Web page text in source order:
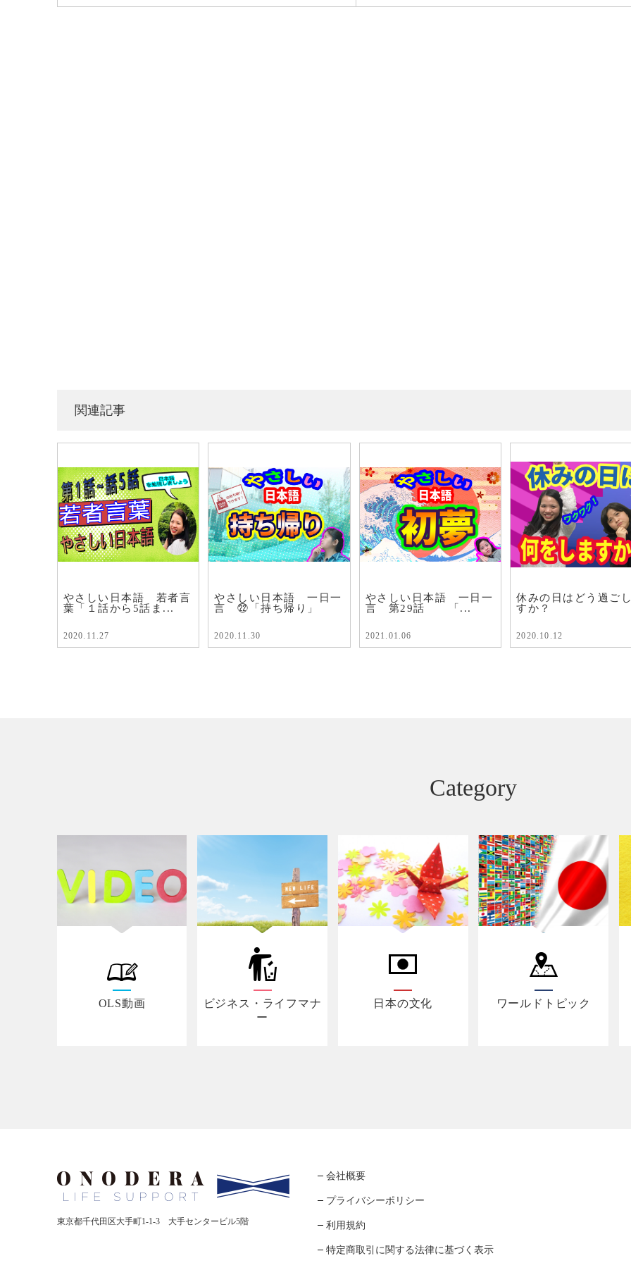
関連記事
やさしい日本語 若者言
葉「１話から5話ま...
2020.11.27
やさしい日本語 一日一
言 ㉒「持ち帰り」
2020.11.30
やさしい日本語 一日一
言 第29話 「...
2021.01.06
休みの日はどう過ご
すか？
2020.10.12
Category
OLS動画
ビジネス・ライフマナ
ー
日本の文化 ワールドトピック
東京都千代田区大手町1-1-3 大手センタービル5階
会社概要
プライバシーポリシー
利用規約
特定商取引に関する法律に基づく表示